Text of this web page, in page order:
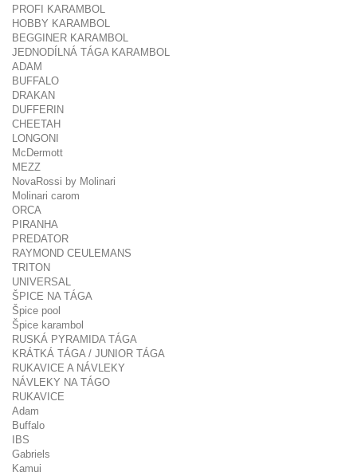
PROFI KARAMBOL
HOBBY KARAMBOL
BEGGINER KARAMBOL
JEDNODÍLNÁ TÁGA KARAMBOL
ADAM
BUFFALO
DRAKAN
DUFFERIN
CHEETAH
LONGONI
McDermott
MEZZ
NovaRossi by Molinari
Molinari carom
ORCA
PIRANHA
PREDATOR
RAYMOND CEULEMANS
TRITON
UNIVERSAL
ŠPICE NA TÁGA
Špice pool
Špice karambol
RUSKÁ PYRAMIDA TÁGA
KRÁTKÁ TÁGA / JUNIOR TÁGA
RUKAVICE A NÁVLEKY
NÁVLEKY NA TÁGO
RUKAVICE
Adam
Buffalo
IBS
Gabriels
Kamui